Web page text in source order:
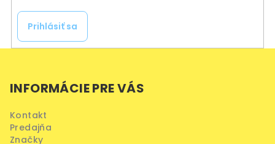
Prihlásiť sa
INFORMÁCIE PRE VÁS
Kontakt
Predajňa
Značky